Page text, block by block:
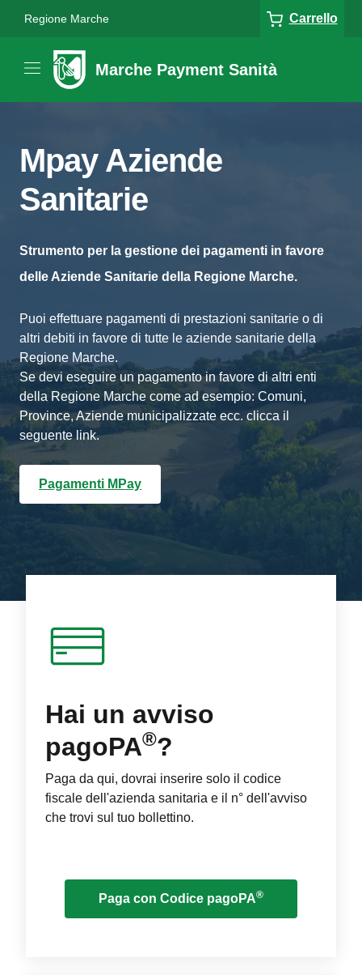
Regione Marche Carrello
Marche Payment Sanità
Mpay Aziende
Sanitarie
Strumento per la gestione dei pagamenti in favore
delle Aziende Sanitarie della Regione Marche.
Puoi effettuare pagamenti di prestazioni sanitarie o di
altri debiti in favore di tutte le aziende sanitarie della
Regione Marche.
Se devi eseguire un pagamento in favore di altri enti
della Regione Marche come ad esempio: Comuni,
Province, Aziende municipalizzate ecc. clicca il
seguente link.
Pagamenti MPay
Hai un avviso
pagoPA®?
Paga da qui, dovrai inserire solo il codice
fiscale dell'azienda sanitaria e il n° dell'avviso
che trovi sul tuo bollettino.
Paga con Codice pagoPA®